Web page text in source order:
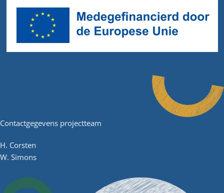
Contactgegevens projectteam
H. Corsten
W. Simons